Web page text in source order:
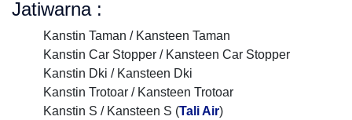
Jatiwarna :
Kanstin Taman / Kansteen Taman
Kanstin Car Stopper / Kansteen Car Stopper
Kanstin Dki / Kansteen Dki
Kanstin Trotoar / Kansteen Trotoar
Kanstin S / Kansteen S (Tali Air)